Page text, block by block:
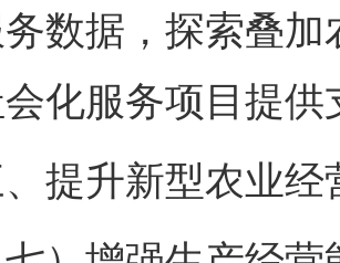
数据，探索叠
化服务项目提供
升新型农业经